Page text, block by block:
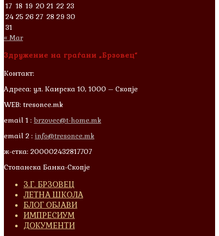
17 18 19 20 21 22 23
24 25 26 27 28 29 30
31
« Mar
Здружение на граѓани „Брзовец“
Контакт:
Адреса: ул. Каирска 10, 1000 – Скопје
WEB: tresonce.mk
email 1 : brzovec@t-home.mk
email 2 : info@tresonce.mk
ж-стка: 200002432817707
Стопанска Банка-Скопје
З.Г. БРЗОВЕЦ
ЛЕТНА ШКОЛА
БЛОГ ОБЈАВИ
ИМПРЕСИУМ
ДОКУМЕНТИ